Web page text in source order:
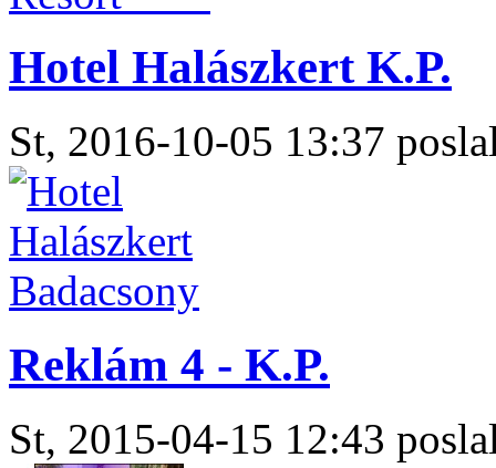
Hotel Halászkert K.P.
St, 2016-10-05 13:37
Reklám 4 - K.P.
St, 2015-04-15 12:43